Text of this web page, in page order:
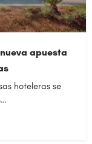
apuesta
hoteleras se